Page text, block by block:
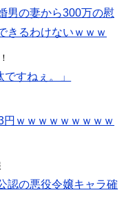
男の妻から300万の慰
きるわけないｗｗｗ
すねぇ。」
ｗｗｗｗｗｗｗｗｗ
認の悪役令嬢キャラ確